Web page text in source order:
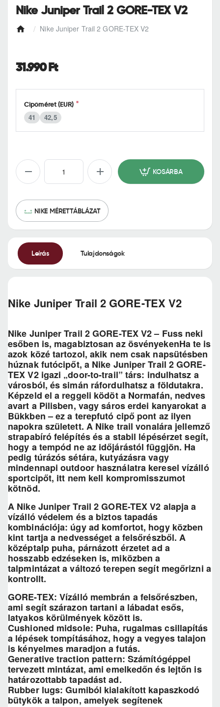
e
Nike Juniper Trail 2 GORE-TEX V2
Nike Juniper Trail 2 GORE-TEX V2
31.990 Ft
Cipőméret (EUR)
41 42,5
KOSÁRBA
NIKE MÉRETTÁBLÁZAT
Leírás Tulajdonságok
Nike Juniper Trail 2 GORE-TEX V2
Nike Juniper Trail 2 GORE-TEX V2 – Fuss neki
esőben is, magabiztosan az ösvényekenHa te is
azok közé tartozol, akik nem csak napsütésben
húznak futócipőt, a Nike Juniper Trail 2 GORE-
TEX V2 igazi „door-to-trail” társ: indulhatsz a
városból, és simán ráfordulhatsz a földutakra.
Képzeld el a reggeli ködöt a Normafán, nedves
avart a Pilisben, vagy sáros erdei kanyarokat a
Bükkben – ez a terepfutó cipő pont az ilyen
napokra született. A Nike trail vonalára jellemző
strapabíró felépítés és a stabil lépésérzet segít,
hogy a tempód ne az időjárástól függjön. Ha
pedig túrázós sétára, kutyázásra vagy
mindennapi outdoor használatra keresel vízálló
sportcipőt, itt nem kell kompromisszumot
kötnöd.
A Nike Juniper Trail 2 GORE-TEX V2 alapja a
vízálló védelem és a biztos tapadás
kombinációja: úgy ad komfortot, hogy közben
kint tartja a nedvességet a felsőrészből. A
középtalp puha, párnázott érzetet ad a
hosszabb edzéseken is, miközben a
talpmintázat a változó terepen segít megőrizni a
kontrollt.
GORE-TEX: Vízálló membrán a felsőrészben,
ami segít szárazon tartani a lábadat esős,
latyakos körülmények között is.
Cushioned midsole: Puha, rugalmas csillapítás
a lépések tompításához, hogy a vegyes talajon
is kényelmes maradjon a futás.
Generative traction pattern: Számítógéppel
tervezett mintázat, ami emelkedőn és lejtőn is
határozottabb tapadást ad.
Rubber lugs: Gumiból kialakított kapaszkodó
bütykök a talpon, amelyek segítenek